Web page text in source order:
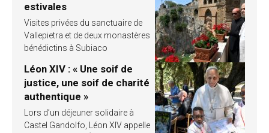
estivales
Visites privées du sanctuaire de
Vallepietra et de deux monastères
bénédictins à Subiaco
Léon XIV : « Une soif de
justice, une soif de charité
authentique »
Lors d’un déjeuner solidaire à
Castel Gandolfo, Léon XIV appelle